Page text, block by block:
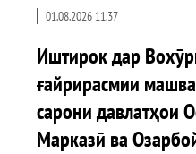
01.08.2026 11.37
Иштирок дар
ғайрирасмии
сарони давлатҳои
Марказӣ ва